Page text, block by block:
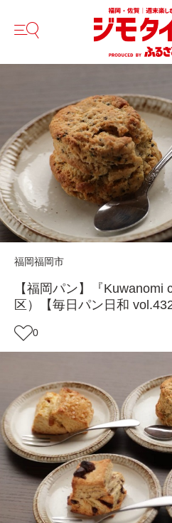
福岡福岡市
【福岡パン】『Kuwanomi
区）【毎日パン日和 vol.432
0